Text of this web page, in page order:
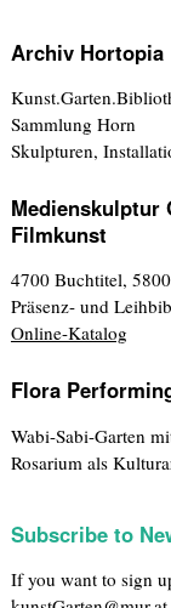
Archiv Hortopia
Sammlung Horn
Skulpturen,
Medienskulptur
Filmkunst
4700 Buchtitel,
Präsenz- und
Online-Katalog
Flora
Wabi-Sabi-Garten
Rosarium als
Subscribe to
If you want to sign